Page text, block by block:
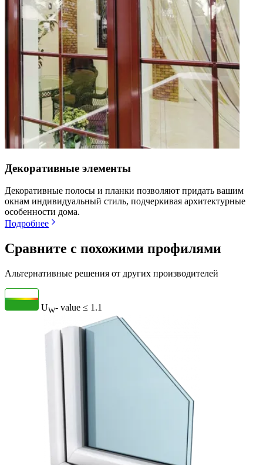
Декоративные элементы
Декоративные полосы и планки позволяют придать вашим
окнам индивидуальный стиль, подчеркивая архитектурные
особенности дома.
Подробнее
Сравните с похожими профилями
Альтернативные решения от других производителей
UW- value ≤ 1.1